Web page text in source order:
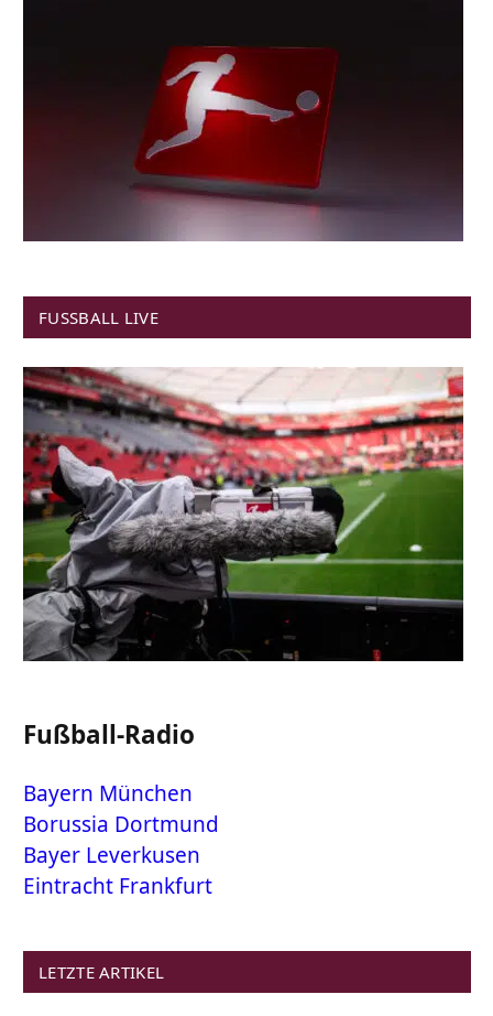
FUSSBALL LIVE
Fußball-Radio
Bayern München
Borussia Dortmund
Bayer Leverkusen
Eintracht Frankfurt
LETZTE ARTIKEL